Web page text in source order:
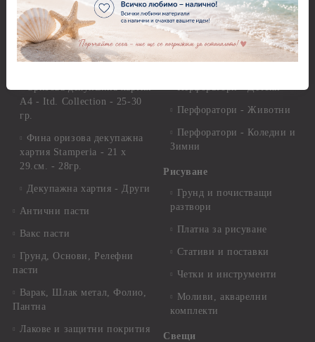
Декупажна хартия
Оризова декупажна
хартия А4 - Alchemy of Art -
25-30 гр.
Оризова декупажна хартия
А4 - Itd. Collection - 25-30
гр.
Фина оризова декупажна
хартия Stamperia - 21 х
29.см. - 28гр.
Декупажна хартия - Други
Антични пасти
Вакс пасти
Грунд, Основи, Релефни
пасти
Варак, Шлак метал, Фолио,
Пантна
Лакове и защитни покрития
Перфоратори - Сърца и
звезди
Перфоратори - Цветя, листа
и клонки
Перфоратори - Детски
Перфоратори - Животни
Перфоратори - Коледни и
Зимни
Рисуване
Грунд и почистващи
разтвори
Платна за рисуване
Стативи и поставки
Четки и инструменти
Моливи, акварелни
комплекти
Свещи